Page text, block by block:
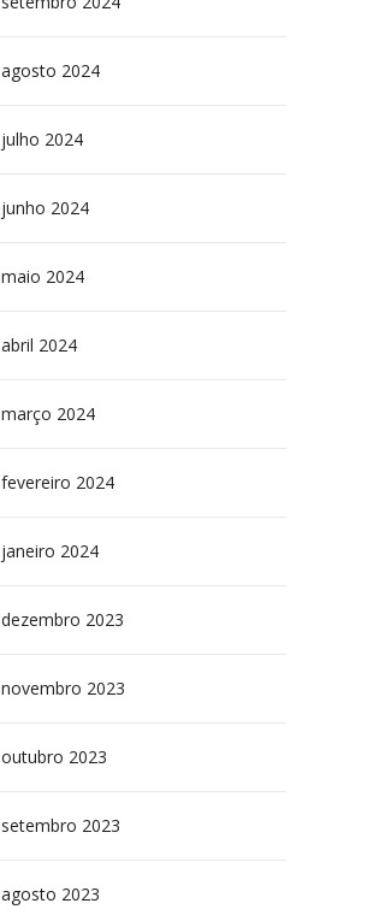
agosto 2024
julho 2024
junho 2024
maio 2024
abril 2024
março 2024
fevereiro 2024
janeiro 2024
dezembro 2023
novembro 2023
outubro 2023
setembro 2023
agosto 2023